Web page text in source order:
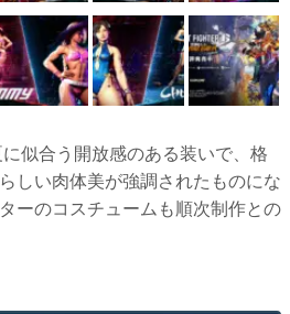
似合う開放感のある装いで、格
しい肉体美が強調されたものにな
ーのコスチュームも順次制作との